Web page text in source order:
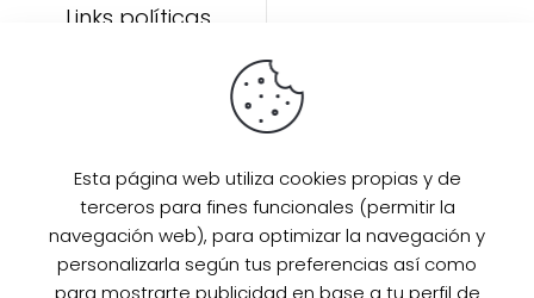
Links políticas
Inicio
Artículos
Eventos
SUPER PROMO
Sobre mi
Esta página web utiliza cookies propias y de
terceros para fines funcionales (permitir la
navegación web), para optimizar la navegación y
personalizarla según tus preferencias así como
para mostrarte publicidad en base a tu perfil de